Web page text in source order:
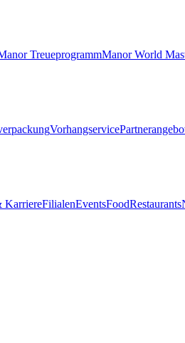
TreueprogrammManor World
Vorhangservice
KarriereFilialenEventsFoodRestaurants